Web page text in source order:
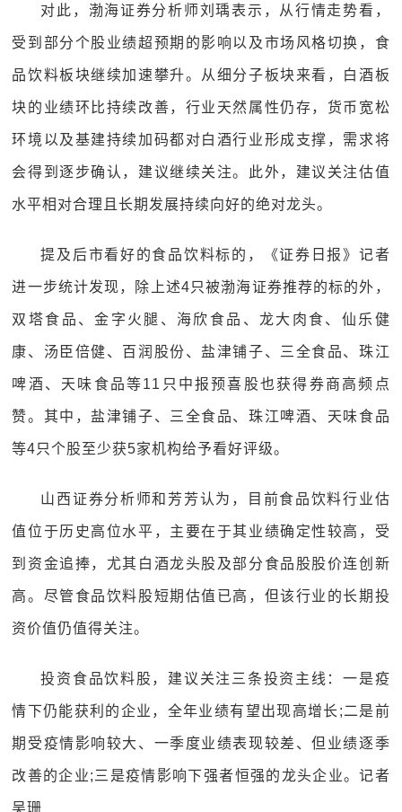
对此，渤海证券分析师刘瑀表示，从行情走势看，
受到部分个股业绩超预期的影响以及市场风格切换，食
品饮料板块继续加速攀升。从细分子板块来看，白酒板
块的业绩环比持续改善，行业天然属性仍存，货币宽松
环境以及基建持续加码都对白酒行业形成支撑，需求将
会得到逐步确认，建议继续关注。此外，建议关注估值
水平相对合理且长期发展持续向好的绝对龙头。
提及后市看好的食品饮料标的，《证券日报》记者
进一步统计发现，除上述4只被渤海证券推荐的标的外，
双塔食品、金字火腿、海欣食品、龙大肉食、仙乐健
康、汤臣倍健、百润股份、盐津铺子、三全食品、珠江
啤酒、天味食品等11只中报预喜股也获得券商高频点
赞。其中，盐津铺子、三全食品、珠江啤酒、天味食品
等4只个股至少获5家机构给予看好评级。
山西证券分析师和芳芳认为，目前食品饮料行业估
值位于历史高位水平，主要在于其业绩确定性较高，受
到资金追捧，尤其白酒龙头股及部分食品股股价连创新
高。尽管食品饮料股短期估值已高，但该行业的长期投
资价值仍值得关注。
投资食品饮料股，建议关注三条投资主线：一是疫
情下仍能获利的企业，全年业绩有望出现高增长;二是前
期受疫情影响较大、一季度业绩表现较差、但业绩逐季
改善的企业;三是疫情影响下强者恒强的龙头企业。记者
吴珊